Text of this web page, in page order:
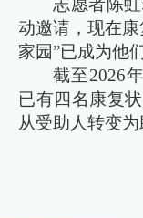
动邀请，现在
家园”已成为他
截至2026
已有四名康复
从受助人转变为